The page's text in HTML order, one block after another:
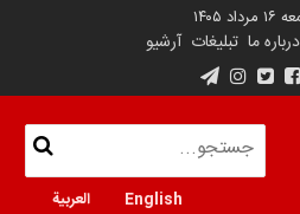
۱۴۰۵
درباره ما تبلیغات آرشیو
English العربية